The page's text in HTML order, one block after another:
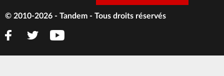
© 2010-2026 - Tandem - Tous droits réservés